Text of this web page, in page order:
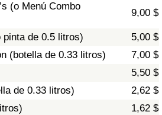
(o Menú Combo
9,00 $
de 0.5 litros)
5,00 $
(botella de 0.33 litros)
7,00 $
5,50 $
de 0.33 litros)
2,62 $
1,62 $
de Criminalidad